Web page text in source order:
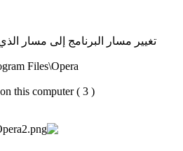
تغيير مسار البرنامج إلى مسار
Files\Opera
( 3 ) All users on this computer